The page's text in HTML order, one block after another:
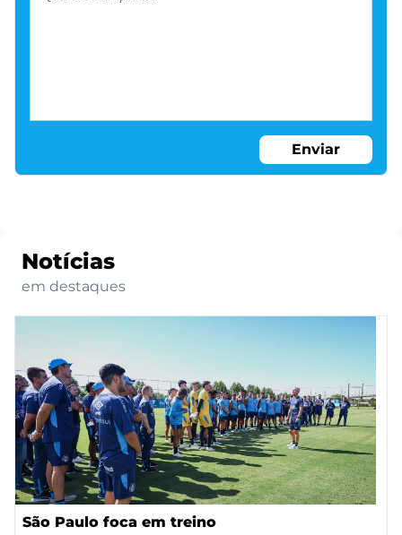
Enviar
Notícias
em destaques
São Paulo foca em treino